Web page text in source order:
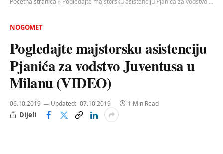
Početna stranica » Pogledajte majstorsku asistenciju Pjanića za vodstvo Juventusa u Milanu (VIDEO)
NOGOMET
Pogledajte majstorsku asistenciju
Pjanića za vodstvo Juventusa u
Milanu (VIDEO)
06.10.2019 Updated: 07.10.2019 1 Min Read
Dijeli